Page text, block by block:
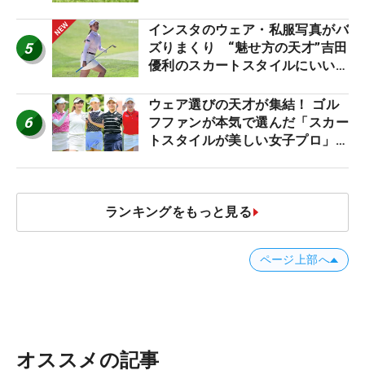
5
インスタのウェア・私服写真がバ
ズりまくり “魅せ方の天才”吉田
優利のスカートスタイルにいい
6
ウェア選びの天才が集結！ ゴル
フファンが本気で選んだ「スカー
トスタイルが美しい女子プロ」神
ランキングをもっと見る
ページ上部へ
オススメの記事